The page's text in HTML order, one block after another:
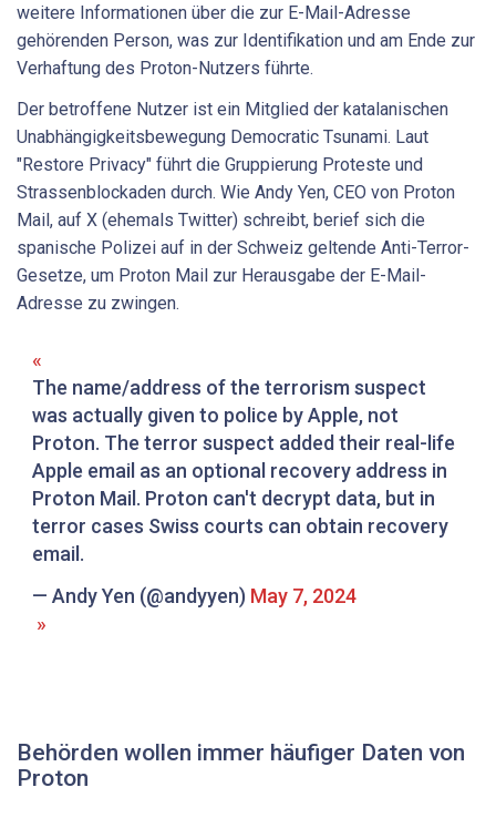
weitere Informationen über die zur E-Mail-Adresse
gehörenden Person, was zur Identifikation und am Ende zur
Verhaftung des Proton-Nutzers führte.
Der betroffene Nutzer ist ein Mitglied der katalanischen
Unabhängigkeitsbewegung Democratic Tsunami. Laut
"Restore Privacy" führt die Gruppierung Proteste und
Strassenblockaden durch. Wie Andy Yen, CEO von Proton
Mail, auf X (ehemals Twitter) schreibt, berief sich die
spanische Polizei auf in der Schweiz geltende Anti-Terror-
Gesetze, um Proton Mail zur Herausgabe der E-Mail-
Adresse zu zwingen.
The name/address of the terrorism suspect
was actually given to police by Apple, not
Proton. The terror suspect added their real-life
Apple email as an optional recovery address in
Proton Mail. Proton can't decrypt data, but in
terror cases Swiss courts can obtain recovery
email.
— Andy Yen (@andyyen) May 7, 2024
Behörden wollen immer häufiger Daten von
Proton